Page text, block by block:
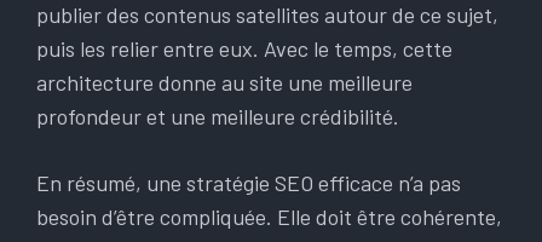
publier des contenus satellites autour de ce sujet,
puis les relier entre eux. Avec le temps, cette
architecture donne au site une meilleure
profondeur et une meilleure crédibilité.
En résumé, une stratégie SEO efficace n’a pas
besoin d’être compliquée. Elle doit être cohérente,